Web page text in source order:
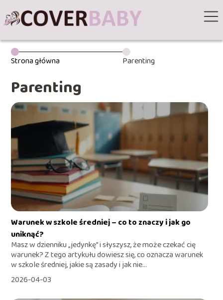
Strona główna Parenting
Parenting
Warunek w szkole średniej – co to znaczy i jak go
uniknąć?
Masz w dzienniku „jedynkę” i słyszysz, że może czekać cię
warunek? Z tego artykułu dowiesz się, co oznacza warunek
w szkole średniej, jakie są zasady i jak nie...
2026-04-03